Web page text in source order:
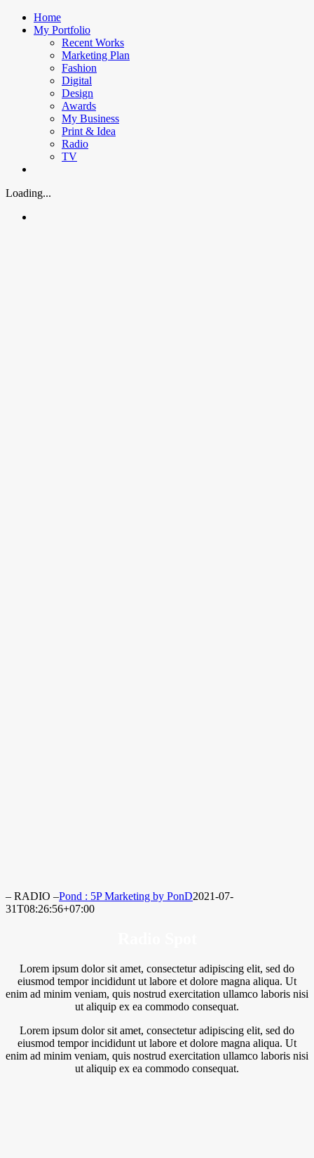
Skip
Home
My Portfolio
Recent Works
Marketing Plan
Fashion
Digital
Design
Awards
My Business
Print & Idea
Radio
TV
Loading...
– RADIO –Pond : 5P Marketing by PonD2021-07-
31T08:26:56+07:00
Lorem ipsum dolor sit amet, consectetur adipiscing elit, sed do
eiusmod tempor incididunt ut labore et dolore magna aliqua. Ut
enim ad minim veniam, quis nostrud exercitation ullamco laboris nisi
ut aliquip ex ea commodo consequat.
Lorem ipsum dolor sit amet, consectetur adipiscing elit, sed do
eiusmod tempor incididunt ut labore et dolore magna aliqua. Ut
enim ad minim veniam, quis nostrud exercitation ullamco laboris nisi
ut aliquip ex ea commodo consequat.